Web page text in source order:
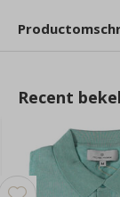
Recent